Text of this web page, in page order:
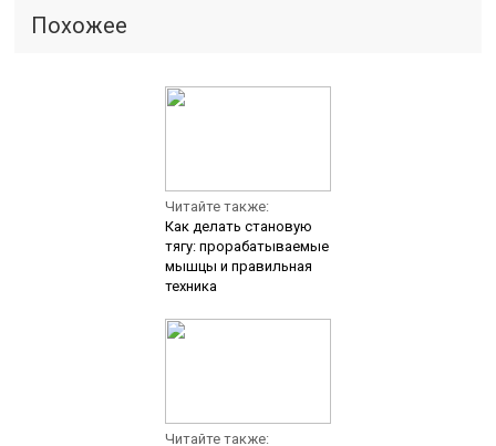
Похожее
Читайте также:
Как делать становую
тягу: прорабатываемые
мышцы и правильная
техника
Читайте также: